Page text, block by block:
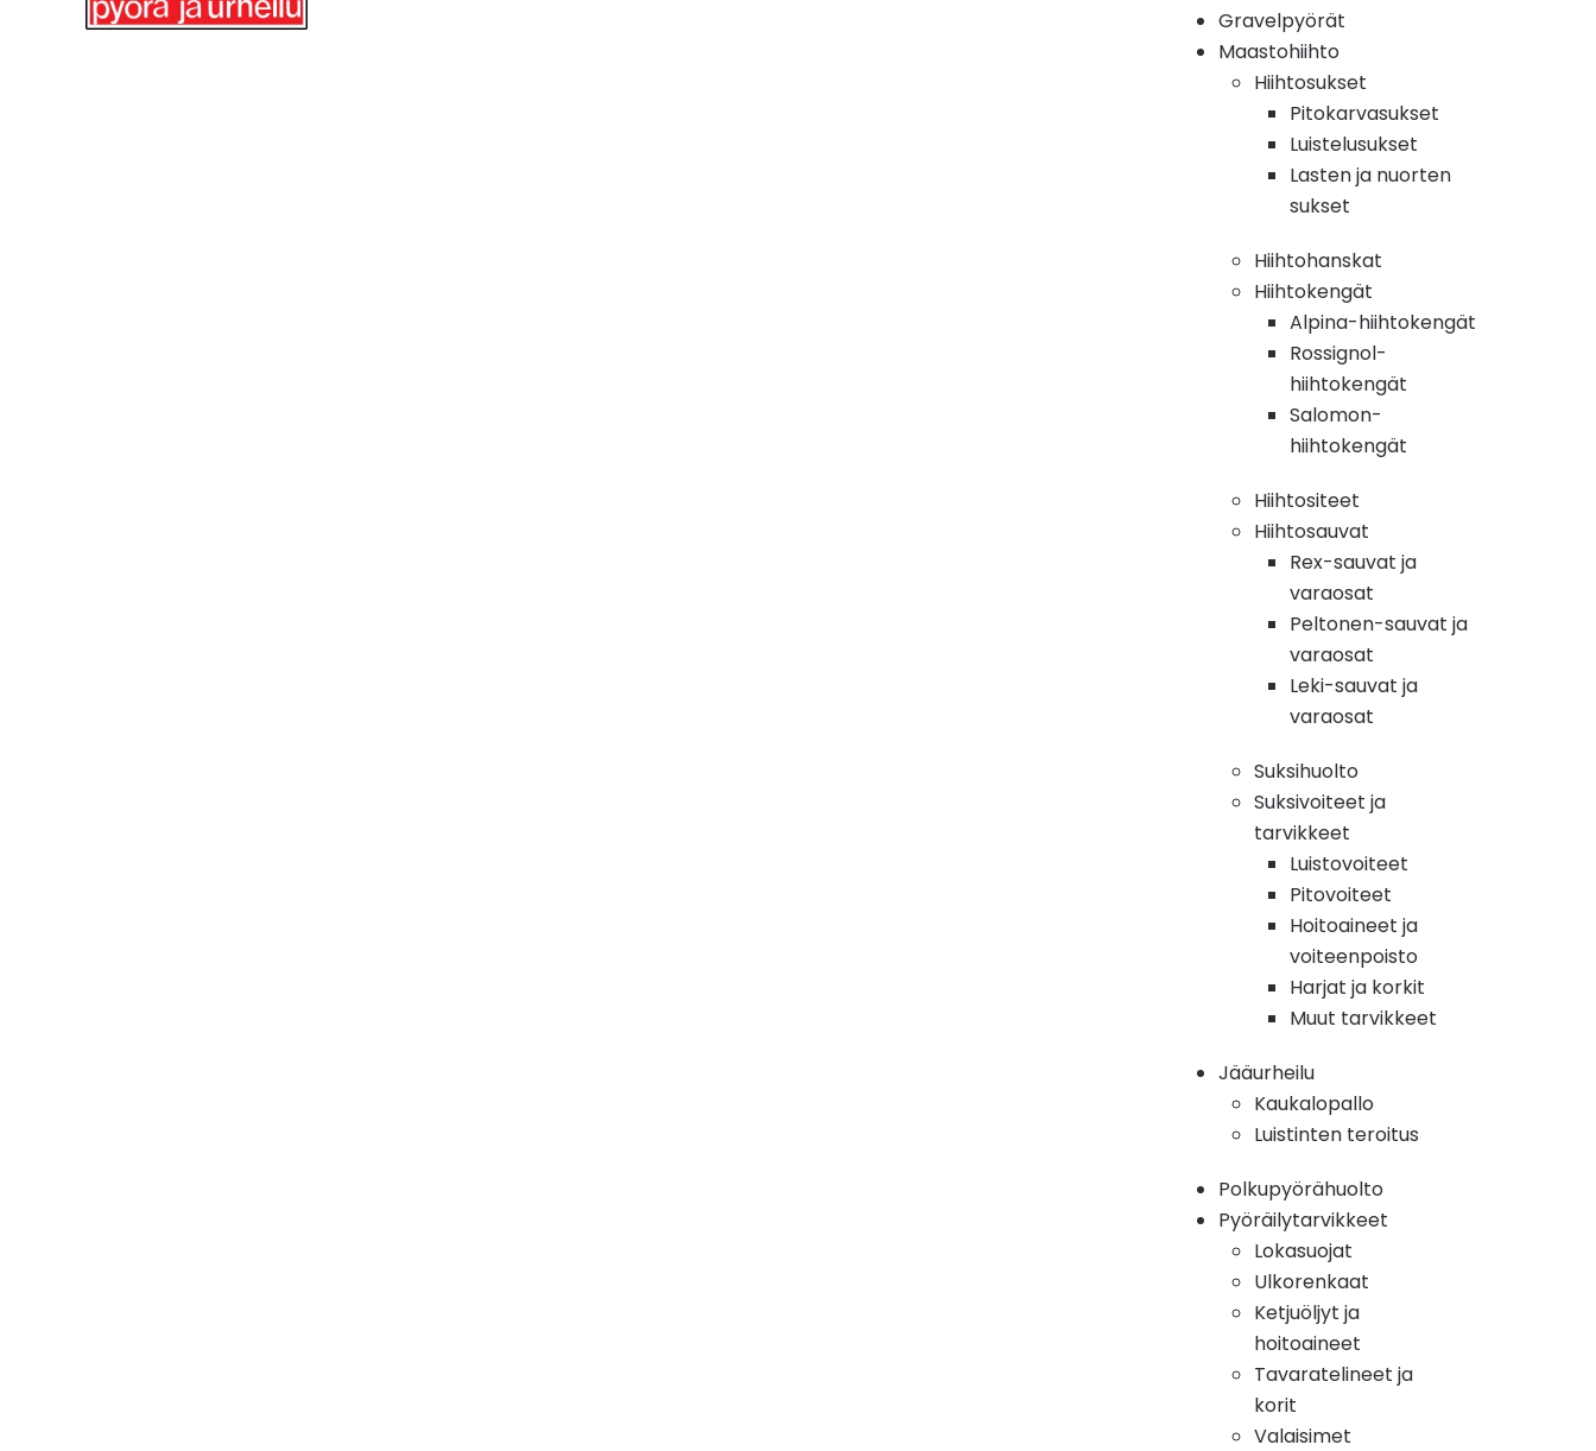
Gravelpyörät
Maastohiihto
Hiihtosukset
Pitokarvasukset
Luistelusukset
Lasten ja nuorten
sukset
Hiihtohanskat
Hiihtokengät
Alpina-hiihtokengät
Rossignol-
hiihtokengät
Salomon-
hiihtokengät
Hiihtositeet
Hiihtosauvat
Rex-sauvat ja
varaosat
Peltonen-sauvat ja
varaosat
Leki-sauvat ja
varaosat
Suksihuolto
Suksivoiteet ja
tarvikkeet
Luistovoiteet
Pitovoiteet
Hoitoaineet ja
voiteenpoisto
Harjat ja korkit
Muut tarvikkeet
Jääurheilu
Kaukalopallo
Luistinten teroitus
Polkupyörähuolto
Pyöräilytarvikkeet
Lokasuojat
Ulkorenkaat
Ketjuöljyt ja
hoitoaineet
Tavaratelineet ja
korit
Valaisimet